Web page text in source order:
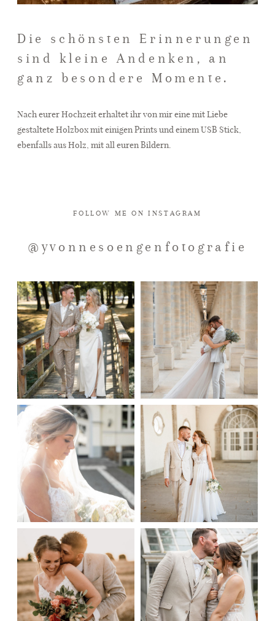
Die schönsten Erinnerungen
sind kleine Andenken, an
ganz besondere Momente.
Nach eurer Hochzeit erhaltet ihr von mir eine mit Liebe
gestaltete Holzbox mit einigen Prints und einem USB Stick,
ebenfalls aus Holz, mit all euren Bildern.
FOLLOW ME ON INSTAGRAM
@yvonnesoengenfotografie